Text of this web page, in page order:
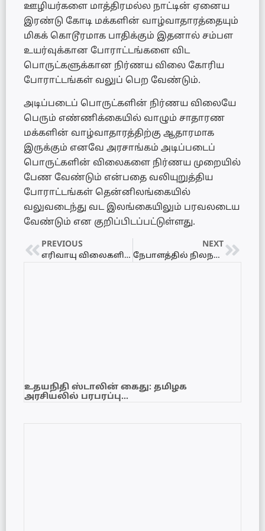
ஊழியர்களை மாத்திரமல்ல நாட்டின் ஏனைய
இரண்டு கோடி மக்களின் வாழ்வாதாரத்தையும்
மிகக் கொடூரமாக பாதிக்கும் இதனால் சம்பள
உயர்வுக்கான போராட்டங்களை விட
பொருட்களுக்கான நிர்ணய விலை கோரிய
போராட்டங்கள் வலுப் பெற வேண்டும்.
அடிப்படைப் பொருட்களின் நிர்ணய விலையே
பெரும் எண்ணிக்கையில் வாழும் சாதாரண
மக்களின் வாழ்வாதாரத்திற்கு ஆதாரமாக
இருக்கும் எனவே அரசாங்கம் அடிப்படைப்
பொருட்களின் விலைகளை நிர்ணய முறையில்
பேண வேண்டும் என்பதை வலியுறுத்திய
போராட்டங்கள் தென்னிலங்கையில்
வலுவடைந்து வட இலங்கையிலும் பரவலடைய
வேண்டும் என குறிப்பிடப்பட்டுள்ளது.
PREVIOUS
எரிவாயு விலைகளில் மாற்றம்!
NEXT
நேபாளத்தில் நிலநடுக்கம்-பலர் உயிரிழப்பு!
உதயநிதி ஸ்டாலின் கைது: தமிழக
அரசியலில் பரபரப்பு…